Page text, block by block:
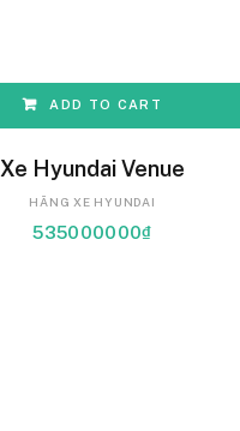
ADD TO CART
Xe Hyundai Venue
HÃNG XE HYUNDAI
535000000₫